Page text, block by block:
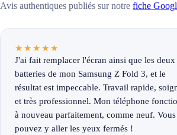
Avis authentiques publiés sur notre fiche
★★★★★
J'ai fait remplacer l'écran ainsi que les deux
batteries de mon Samsung Z Fold 3, et le
résultat est impeccable. Travail rapide,
et très professionnel. Mon téléphone
à nouveau parfaitement, comme neuf. Vous
pouvez y aller les yeux fermés !